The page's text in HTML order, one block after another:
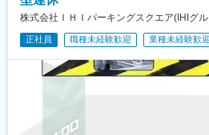
いただいています。
スキルアップの為今後転勤の可能性
変更の範囲：会社の定める業務
建設工事を手掛ける地場企業や大
社用車を貸与しているので案件に
■配属先情報：
株式会社ＩＨＩパーキングスクエア(IHIグ
正社員 職種未経験歓迎 業種未経験歓迎